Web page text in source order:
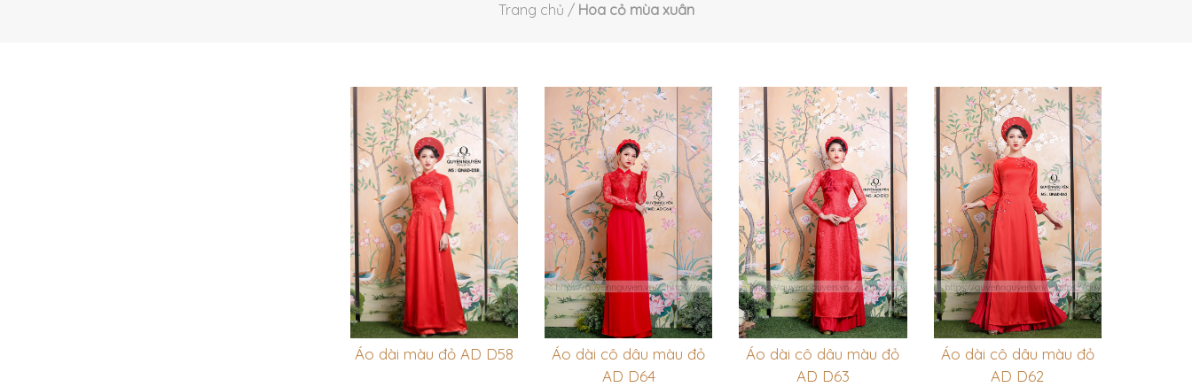
Trang chủ / Hoa cỏ mùa xuân
Áo dài màu đỏ AD D58
Áo dài cô dâu màu đỏ
AD D64
Áo dài cô dâu màu đỏ
AD D63
Áo dài cô dâu màu đỏ
AD D62